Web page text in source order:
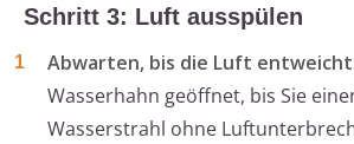
Schritt 3: Luft ausspülen
Abwarten, bis die Luft
Wasserhahn geöffnet, bis Sie
Wasserstrahl ohne